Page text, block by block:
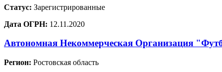
Статус: Зарегистрированные
Дата ОГРН: 12.11.2020
Автономная Некоммерческая Организация
Регион: Ростовская область